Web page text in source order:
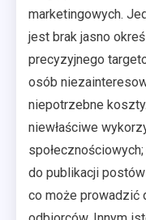
marketingowych.
jest brak jasno
precyzyjnego
osób
niepotrzebne
niewłaściwe
do publikacji
co może prowadzić